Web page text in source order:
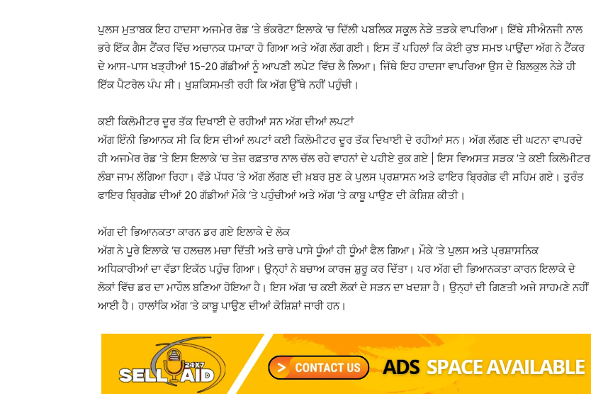
ਪੁਲਸ ਮੁਤਾਬਕ ਇਹ ਹਾਦਸਾ ਅਜਮੇਰ ਰੋਡ ‘ਤੇ ਭੰਕਰੋਟਾ ਇਲਾਕੇ ‘ਚ ਦਿੱਲੀ ਪਬਲਿਕ ਸਕੂਲ ਨੇੜੇ ਤੜਕੇ ਵਾਪਰਿਆ। ਇੱਥੇ ਸੀਐਨਜੀ ਨਾਲ
ਭਰੇ ਇੱਕ ਗੈਸ ਟੈਂਕਰ ਵਿੱਚ ਅਚਾਨਕ ਧਮਾਕਾ ਹੋ ਗਿਆ ਅਤੇ ਅੱਗ ਲੱਗ ਗਈ। ਇਸ ਤੋਂ ਪਹਿਲਾਂ ਕਿ ਕੋਈ ਕੁਝ ਸਮਝ ਪਾਉਂਦਾ ਅੱਗ ਨੇ ਟੈਂਕਰ
ਦੇ ਆਸ-ਪਾਸ ਖੜ੍ਹੀਆਂ 15-20 ਗੱਡੀਆਂ ਨੂੰ ਆਪਣੀ ਲਪੇਟ ਵਿੱਚ ਲੈ ਲਿਆ। ਜਿੱਥੇ ਇਹ ਹਾਦਸਾ ਵਾਪਰਿਆ ਉਸ ਦੇ ਬਿਲਕੁਲ ਨੇੜੇ ਹੀ
ਇੱਕ ਪੈਟਰੋਲ ਪੰਪ ਸੀ। ਖੁਸ਼ਕਿਸਮਤੀ ਰਹੀ ਕਿ ਅੱਗ ਉੱਥੇ ਨਹੀਂ ਪਹੁੰਚੀ।
ਕਈ ਕਿਲੋਮੀਟਰ ਦੂਰ ਤੱਕ ਦਿਖਾਈ ਦੇ ਰਹੀਆਂ ਸਨ ਅੱਗ ਦੀਆਂ ਲਪਟਾਂ
ਅੱਗ ਇੰਨੀ ਭਿਆਨਕ ਸੀ ਕਿ ਇਸ ਦੀਆਂ ਲਪਟਾਂ ਕਈ ਕਿਲੋਮੀਟਰ ਦੂਰ ਤੱਕ ਦਿਖਾਈ ਦੇ ਰਹੀਆਂ ਸਨ। ਅੱਗ ਲੱਗਣ ਦੀ ਘਟਨਾ ਵਾਪਰਦੇ
ਹੀ ਅਜਮੇਰ ਰੋਡ ‘ਤੇ ਇਸ ਇਲਾਕੇ ‘ਚ ਤੇਜ਼ ਰਫ਼ਤਾਰ ਨਾਲ ਚੱਲ ਰਹੇ ਵਾਹਨਾਂ ਦੇ ਪਹੀਏ ਰੁਕ ਗਏ | ਇਸ ਵਿਅਸਤ ਸੜਕ ’ਤੇ ਕਈ ਕਿਲੋਮੀਟਰ
ਲੰਬਾ ਜਾਮ ਲੱਗਿਆ ਰਿਹਾ। ਵੱਡੇ ਪੱਧਰ ‘ਤੇ ਅੱਗ ਲੱਗਣ ਦੀ ਖ਼ਬਰ ਸੁਣ ਕੇ ਪੁਲਸ ਪ੍ਰਸ਼ਾਸਨ ਅਤੇ ਫਾਇਰ ਬ੍ਰਿਗੇਡ ਵੀ ਸਹਿਮ ਗਏ। ਤੁਰੰਤ
ਫਾਇਰ ਬ੍ਰਿਗੇਡ ਦੀਆਂ 20 ਗੱਡੀਆਂ ਮੌਕੇ ‘ਤੇ ਪਹੁੰਚੀਆਂ ਅਤੇ ਅੱਗ ‘ਤੇ ਕਾਬੂ ਪਾਉਣ ਦੀ ਕੋਸ਼ਿਸ਼ ਕੀਤੀ।
ਅੱਗ ਦੀ ਭਿਆਨਕਤਾ ਕਾਰਨ ਡਰ ਗਏ ਇਲਾਕੇ ਦੇ ਲੋਕ
ਅੱਗ ਨੇ ਪੂਰੇ ਇਲਾਕੇ ‘ਚ ਹਲਚਲ ਮਚਾ ਦਿੱਤੀ ਅਤੇ ਚਾਰੇ ਪਾਸੇ ਧੂੰਆਂ ਹੀ ਧੂੰਆਂ ਫੈਲ ਗਿਆ। ਮੌਕੇ ‘ਤੇ ਪੁਲਸ ਅਤੇ ਪ੍ਰਸ਼ਾਸਨਿਕ
ਅਧਿਕਾਰੀਆਂ ਦਾ ਵੱਡਾ ਇਕੱਠ ਪਹੁੰਚ ਗਿਆ। ਉਨ੍ਹਾਂ ਨੇ ਬਚਾਅ ਕਾਰਜ ਸ਼ੁਰੂ ਕਰ ਦਿੱਤਾ। ਪਰ ਅੱਗ ਦੀ ਭਿਆਨਕਤਾ ਕਾਰਨ ਇਲਾਕੇ ਦੇ
ਲੋਕਾਂ ਵਿੱਚ ਡਰ ਦਾ ਮਾਹੌਲ ਬਣਿਆ ਹੋਇਆ ਹੈ। ਇਸ ਅੱਗ ‘ਚ ਕਈ ਲੋਕਾਂ ਦੇ ਸੜਨ ਦਾ ਖਦਸ਼ਾ ਹੈ। ਉਨ੍ਹਾਂ ਦੀ ਗਿਣਤੀ ਅਜੇ ਸਾਹਮਣੇ ਨਹੀਂ
ਆਈ ਹੈ। ਹਾਲਾਂਕਿ ਅੱਗ ‘ਤੇ ਕਾਬੂ ਪਾਉਣ ਦੀਆਂ ਕੋਸ਼ਿਸ਼ਾਂ ਜਾਰੀ ਹਨ।